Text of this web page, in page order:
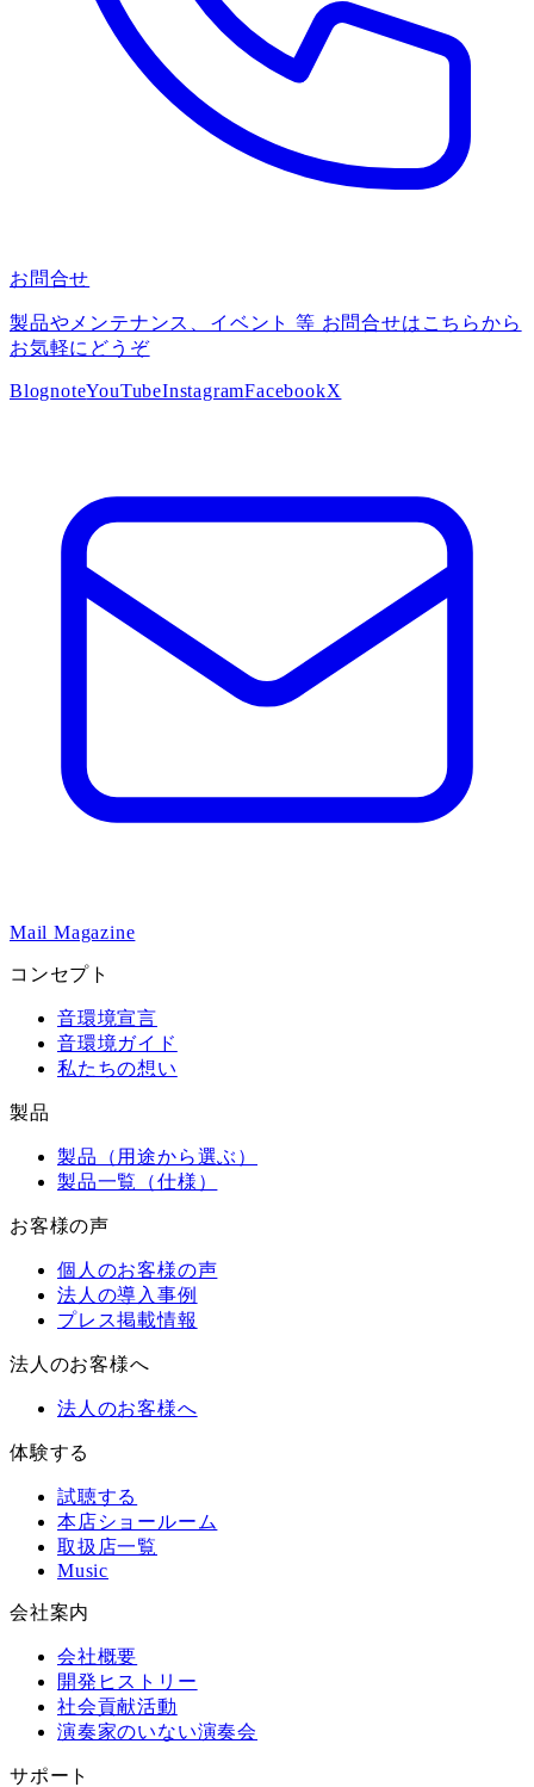
お問合せ
製品やメンテナンス、イベント 等 お問合せはこちらから
お気軽にどうぞ
BlognoteYouTubeInstagramFacebookX
Mail Magazine
コンセプト
音環境宣言
音環境ガイド
私たちの想い
製品
製品（用途から選ぶ）
製品一覧（仕様）
お客様の声
個人のお客様の声
法人の導入事例
プレス掲載情報
法人のお客様へ
法人のお客様へ
体験する
試聴する
本店ショールーム
取扱店一覧
Music
会社案内
会社概要
開発ヒストリー
社会貢献活動
演奏家のいない演奏会
サポート